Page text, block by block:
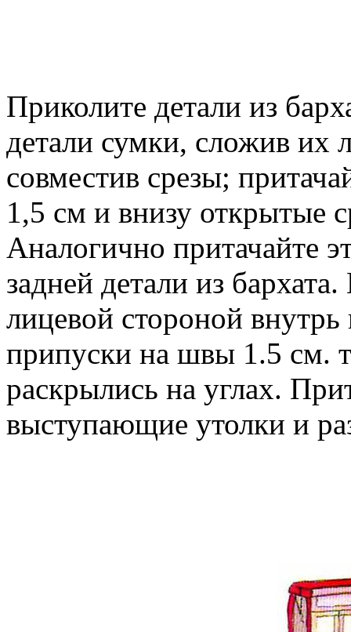
Приколите детали из
детали сумки, сложив их
совместив срезы;
1,5 см и внизу открытые
Аналогично притачайте
задней детали из
лицевой стороной внутрь
припуски на швы 1.5 см.
раскрылись на углах.
выступающие утолки и